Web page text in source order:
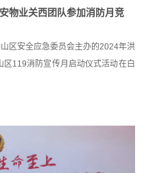
物业关西团队参加消防月竞
区安全应急委员会主办的2024年洪
119消防宣传月启动仪式活动在白